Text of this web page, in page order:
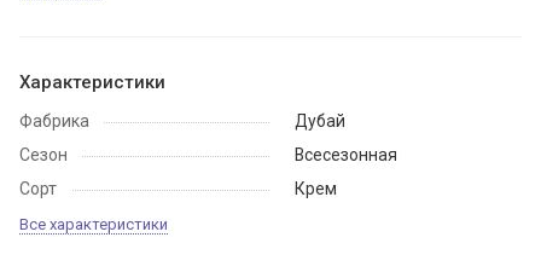
Характеристики
Фабрика
Дубай
Сезон
Всесезонная
Сорт
Крем
Все характеристики